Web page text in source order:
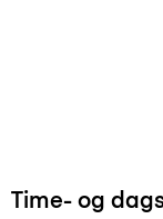
Time- og